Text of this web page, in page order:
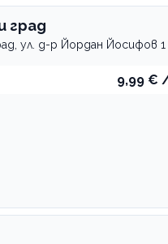
град
ул. д-р Йордан Йосифов 1
9,99 €